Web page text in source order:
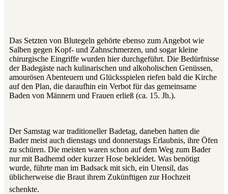
Das Setzten von Blutegeln gehörte ebenso zum Angebot wie
Salben gegen Kopf- und Zahnschmerzen, und sogar kleine
chirurgische Eingriffe wurden hier durchgeführt. Die Bedürfnisse
der Badegäste nach kulinarischen und alkoholischen Genüssen,
amourösen Abenteuern und Glücksspielen riefen bald die Kirche
auf den Plan, die daraufhin ein Verbot für das gemeinsame
Baden von Männern und Frauen erließ (ca. 15. Jh.).
Der Samstag war traditioneller Badetag, daneben hatten die
Bader meist auch dienstags und donnerstags Erlaubnis, ihre Öfen
zu schüren. Die meisten waren schon auf dem Weg zum Bader
nur mit Badhemd oder kurzer Hose bekleidet. Was benötigt
wurde, führte man im Badsack mit sich, ein Utensil, das
üblicherweise die Braut ihrem Zukünftigen zur Hochzeit
schenkte.